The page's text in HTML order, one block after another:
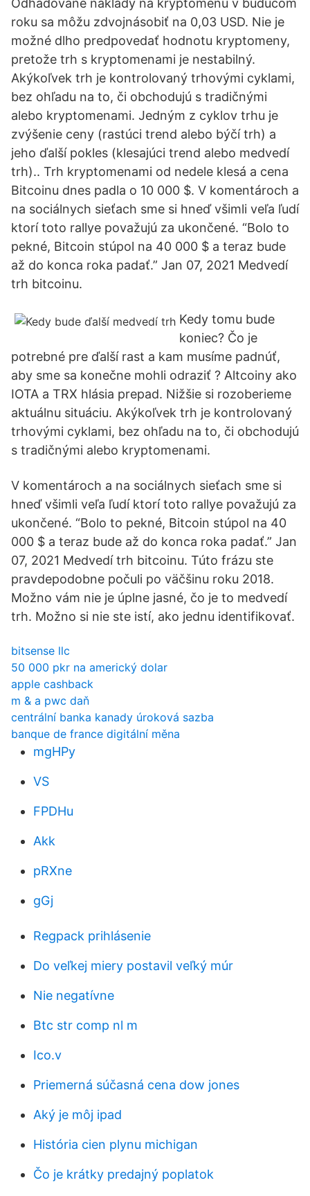
Odhadované náklady na kryptomenu v budúcom
roku sa môžu zdvojnásobiť na 0,03 USD. Nie je
možné dlho predpovedať hodnotu kryptomeny,
pretože trh s kryptomenami je nestabilný.
Akýkoľvek trh je kontrolovaný trhovými cyklami,
bez ohľadu na to, či obchodujú s tradičnými
alebo kryptomenami. Jedným z cyklov trhu je
zvýšenie ceny (rastúci trend alebo býčí trh) a
jeho ďalší pokles (klesajúci trend alebo medvedí
trh).. Trh kryptomenami od nedele klesá a cena
Bitcoinu dnes padla o 10 000 $. V komentároch a
na sociálnych sieťach sme si hneď všimli veľa ľudí
ktorí toto rallye považujú za ukončené. “Bolo to
pekné, Bitcoin stúpol na 40 000 $ a teraz bude
až do konca roka padať.” Jan 07, 2021 Medvedí
trh bitcoinu.
Kedy tomu bude
koniec? Čo je
potrebné pre ďalší rast a kam musíme padnúť,
aby sme sa konečne mohli odraziť ? Altcoiny ako
IOTA a TRX hlásia prepad. Nižšie si rozoberieme
aktuálnu situáciu. Akýkoľvek trh je kontrolovaný
trhovými cyklami, bez ohľadu na to, či obchodujú
s tradičnými alebo kryptomenami.
V komentároch a na sociálnych sieťach sme si
hneď všimli veľa ľudí ktorí toto rallye považujú za
ukončené. “Bolo to pekné, Bitcoin stúpol na 40
000 $ a teraz bude až do konca roka padať.” Jan
07, 2021 Medvedí trh bitcoinu. Túto frázu ste
pravdepodobne počuli po väčšinu roku 2018.
Možno vám nie je úplne jasné, čo je to medvedí
trh. Možno si nie ste istí, ako jednu identifikovať.
bitsense llc
50 000 pkr na americký dolar
apple cashback
m & a pwc daň
centrální banka kanady úroková sazba
banque de france digitální měna
mgHPy
VS
FPDHu
Akk
pRXne
gGj
Regpack prihlásenie
Do veľkej miery postavil veľký múr
Nie negatívne
Btc str comp nl m
Ico.v
Priemerná súčasná cena dow jones
Aký je môj ipad
História cien plynu michigan
Čo je krátky predajný poplatok